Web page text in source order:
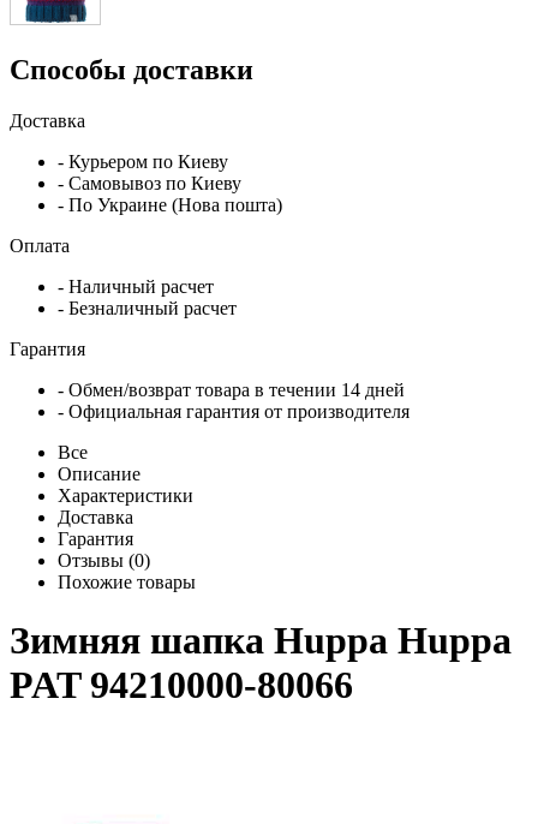
Способы доставки
Доставка
- Курьером по Киеву
- Самовывоз по Киеву
- По Украине (Нова пошта)
Оплата
- Наличный расчет
- Безналичный расчет
Гарантия
- Обмен/возврат товара в течении 14 дней
- Официальная гарантия от производителя
Все
Описание
Характеристики
Доставка
Гарантия
Отзывы (0)
Похожие товары
Зимняя шапка Huppa Huppa
PAT 94210000-80066